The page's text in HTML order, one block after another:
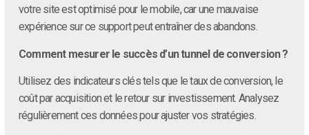
votre site est optimisé pour le mobile, car une mauvaise
expérience sur ce support peut entraîner des abandons.
Comment mesurer le succès d’un tunnel de conversion ?
Utilisez des indicateurs clés tels que le taux de conversion, le
coût par acquisition et le retour sur investissement. Analysez
régulièrement ces données pour ajuster vos stratégies.